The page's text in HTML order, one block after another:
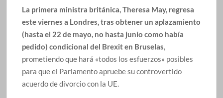
La primera ministra británica, Theresa May, regresa
este viernes a Londres, tras obtener un aplazamiento
(hasta el 22 de mayo, no hasta junio como había
pedido) condicional del Brexit en Bruselas,
prometiendo que hará «todos los esfuerzos» posibles
para que el Parlamento apruebe su controvertido
acuerdo de divorcio con la UE.